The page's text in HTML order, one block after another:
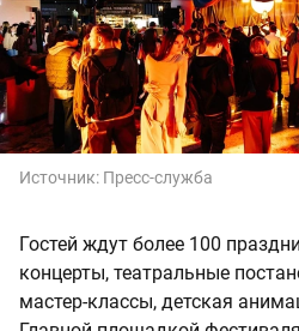
Источник: Пресс-служба
Гостей ждут более 100
концерты, театральные
мастер-классы, детская